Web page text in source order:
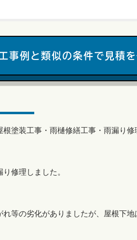
事例と類似の条件で見積
塗装工事・雨樋修繕工事・雨漏り修
修理しました。
等の劣化がありましたが、屋根下